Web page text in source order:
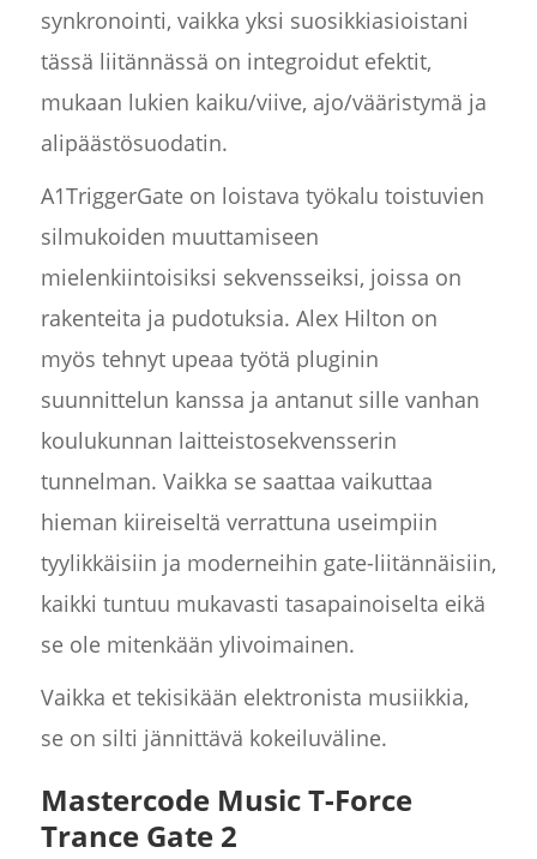
synkronointi, vaikka yksi suosikkiasioistani
tässä liitännässä on integroidut efektit,
mukaan lukien kaiku/viive, ajo/vääristymä ja
alipäästösuodatin.
A1TriggerGate on loistava työkalu toistuvien
silmukoiden muuttamiseen
mielenkiintoisiksi sekvensseiksi, joissa on
rakenteita ja pudotuksia. Alex Hilton on
myös tehnyt upeaa työtä pluginin
suunnittelun kanssa ja antanut sille vanhan
koulukunnan laitteistosekvensserin
tunnelman. Vaikka se saattaa vaikuttaa
hieman kiireiseltä verrattuna useimpiin
tyylikkäisiin ja moderneihin gate-liitännäisiin,
kaikki tuntuu mukavasti tasapainoiselta eikä
se ole mitenkään ylivoimainen.
Vaikka et tekisikään elektronista musiikkia,
se on silti jännittävä kokeiluväline.
Mastercode Music T-Force
Trance Gate 2